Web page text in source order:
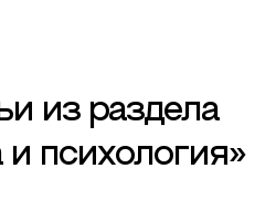
из раздела
и психология»